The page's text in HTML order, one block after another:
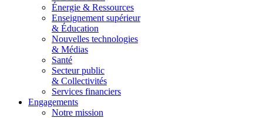
Énergie & Ressources
Enseignement supérieur
& Éducation
Nouvelles technologies
& Médias
Santé
Secteur public
& Collectivités
Services financiers
Engagements
Notre mission